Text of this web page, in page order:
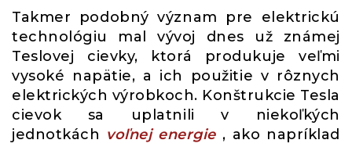
Takmer podobný význam pre elektrickú
technológiu mal vývoj dnes už známej
Teslovej cievky, ktorá produkuje veľmi
vysoké napätie, a ich použitie v rôznych
elektrických výrobkoch. Konštrukcie Tesla
cievok sa uplatnili v niekoľkých
jednotkách voľnej energie , ako napríklad